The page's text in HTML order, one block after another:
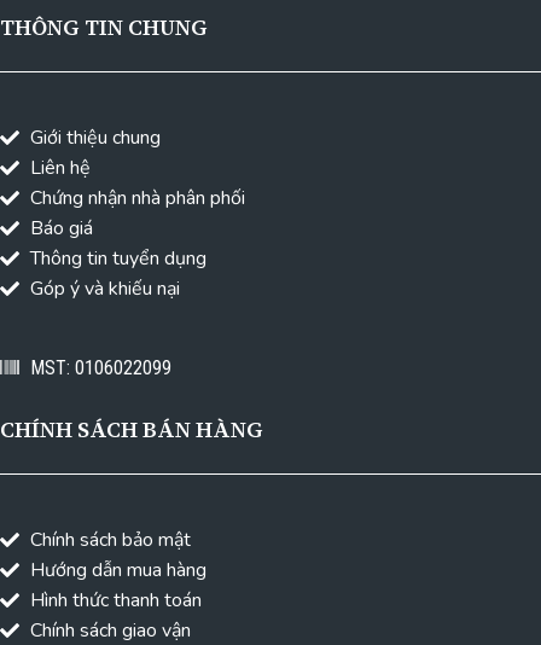
THÔNG TIN CHUNG
Giới thiệu chung
Liên hệ
Chứng nhận nhà phân phối
Báo giá
Thông tin tuyển dụng
Góp ý và khiếu nại
MST: 0106022099
CHÍNH SÁCH BÁN HÀNG
Chính sách bảo mật
Hướng dẫn mua hàng
Hình thức thanh toán
Chính sách giao vận